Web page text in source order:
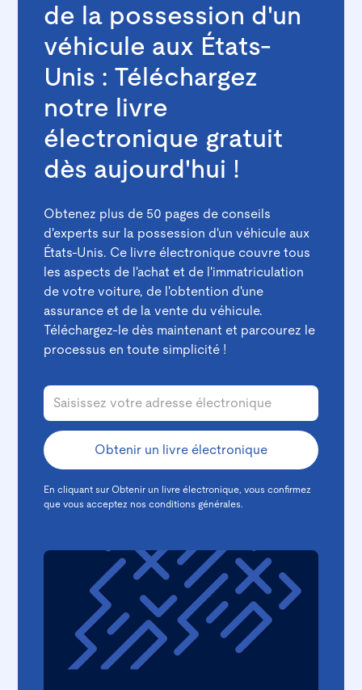
de la possession d'un
véhicule aux États-
Unis : Téléchargez
notre livre
électronique gratuit
dès aujourd'hui !
Obtenez plus de 50 pages de conseils
d'experts sur la possession d'un véhicule aux
États-Unis. Ce livre électronique couvre tous
les aspects de l'achat et de l'immatriculation
de votre voiture, de l'obtention d'une
assurance et de la vente du véhicule.
Téléchargez-le dès maintenant et parcourez le
processus en toute simplicité !
En cliquant sur Obtenir un livre électronique, vous confirmez
que vous acceptez nosconditions générales.